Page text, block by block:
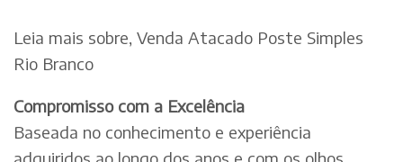
Leia mais sobre, Venda Atacado Poste Simples
Rio Branco
Compromisso com a Excelência
Baseada no conhecimento e experiência